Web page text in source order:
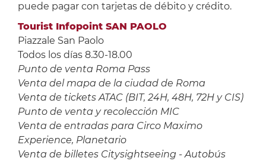
puede pagar con tarjetas de débito y crédito.
Tourist Infopoint SAN PAOLO
Piazzale San Paolo
Todos los días 8.30-18.00
Punto de venta Roma Pass
Venta del mapa de la ciudad de Roma
Venta de tickets ATAC (BIT, 24H, 48H, 72H y CIS)
Punto de venta y recolección MIC
Venta de entradas para Circo Maximo
Experience, Planetario
Venta de billetes Citysightseeing - Autobús